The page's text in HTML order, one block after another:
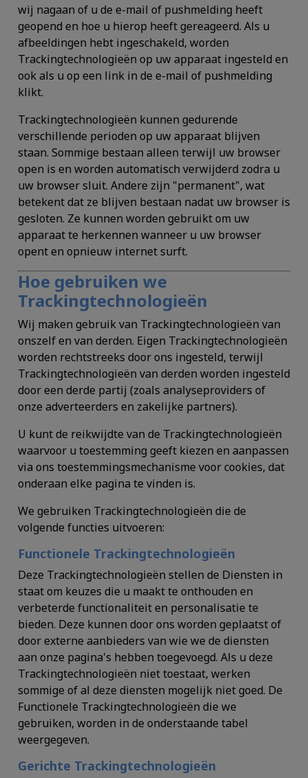
wij nagaan of u de e-mail of pushmelding heeft
geopend en hoe u hierop heeft gereageerd. Als u
afbeeldingen hebt ingeschakeld, worden
Trackingtechnologieën op uw apparaat ingesteld en
ook als u op een link in de e-mail of pushmelding
klikt.
Trackingtechnologieën kunnen gedurende
verschillende perioden op uw apparaat blijven
staan. Sommige bestaan alleen terwijl uw browser
open is en worden automatisch verwijderd zodra u
uw browser sluit. Andere zijn "permanent", wat
betekent dat ze blijven bestaan nadat uw browser is
gesloten. Ze kunnen worden gebruikt om uw
apparaat te herkennen wanneer u uw browser
opent en opnieuw internet surft.
Hoe gebruiken we
Trackingtechnologieën
Wij maken gebruik van Trackingtechnologieën van
onszelf en van derden. Eigen Trackingtechnologieën
worden rechtstreeks door ons ingesteld, terwijl
Trackingtechnologieën van derden worden ingesteld
door een derde partij (zoals analyseproviders of
onze adverteerders en zakelijke partners).
U kunt de reikwijdte van de Trackingtechnologieën
waarvoor u toestemming geeft kiezen en aanpassen
via ons toestemmingsmechanisme voor cookies, dat
onderaan elke pagina te vinden is.
We gebruiken Trackingtechnologieën die de
volgende functies uitvoeren:
Functionele Trackingtechnologieën
Deze Trackingtechnologieën stellen de Diensten in
staat om keuzes die u maakt te onthouden en
verbeterde functionaliteit en personalisatie te
bieden. Deze kunnen door ons worden geplaatst of
door externe aanbieders van wie we de diensten
aan onze pagina's hebben toegevoegd. Als u deze
Trackingtechnologieën niet toestaat, werken
sommige of al deze diensten mogelijk niet goed. De
Functionele Trackingtechnologieën die we
gebruiken, worden in de onderstaande tabel
weergegeven.
Gerichte Trackingtechnologieën